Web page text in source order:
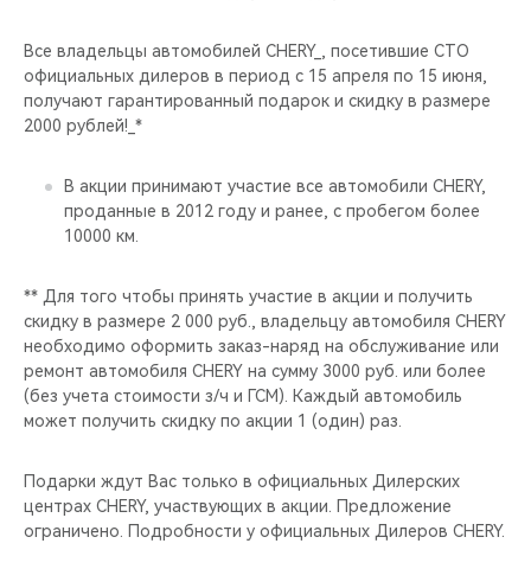
СЕДАНЫ
АКСЕССУАРЫ
ПОДДЕРЖКА
ТЕХНИЧЕСКОЕ ОБСЛУЖИВАНИЕ
ЛЮДИ CHERY
БЛАГОТВОРИТЕЛЬНОСТЬ
CHERY REMOTE
CHERY CONNECT
НАШИ МЕРОПРИЯТИЯ
CHERY ДЛЯ ДЕТЕЙ
Все владельцы автомобилей CHERY_, посетившие СТО
официальных дилеров в период с 15 апреля по 15 июня,
получают гарантированный подарок и скидку в размере
2000 рублей!_*
В акции принимают участие все автомобили CHERY,
проданные в 2012 году и ранее, с пробегом более
10000 км.
** Для того чтобы принять участие в акции и получить
скидку в размере 2 000 руб., владельцу автомобиля CHERY
необходимо оформить заказ-наряд на обслуживание или
ремонт автомобиля CHERY на сумму 3000 руб. или более
(без учета стоимости з/ч и ГСМ). Каждый автомобиль
может получить скидку по акции 1 (один) раз.
Подарки ждут Вас только в официальных Дилерских
центрах CHERY, участвующих в акции. Предложение
ограничено. Подробности у официальных Дилеров CHERY.